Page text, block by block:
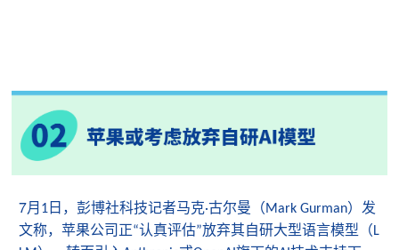
7月 1 日，彭博社科技记者马克·古尔曼（Mark Gurman）发
文称，苹果公司正“认真评估”放弃其自研大型语言模型（L